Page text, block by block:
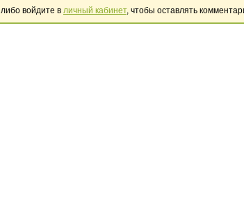
либо войдите в личный кабинет, чтобы оставлять